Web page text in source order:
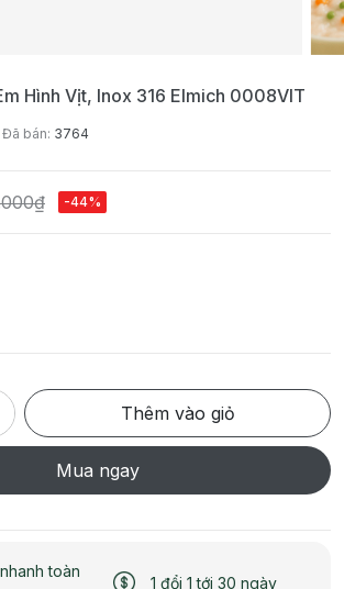
Hình Vịt, Inox 316 Elmich 0008VIT
Đã bán: 3764
-44%
Thêm vào giỏ
Mua ngay
toàn
1 đổi 1 tới 30 ngày